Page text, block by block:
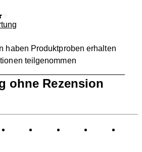
haben Produktproben erhalten
teilgenommen
ohne Rezension